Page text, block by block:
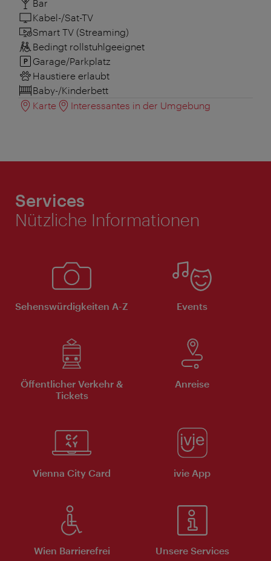
Bar
Kabel-/Sat-TV
Smart TV (Streaming)
Bedingt rollstuhlgeeignet
Garage/Parkplatz
Haustiere erlaubt
Baby-/Kinderbett
Karte
Interessantes in der Umgebung
Services
Nützliche Informationen
Sehenswürdigkeiten A-Z Events
Öffentlicher Verkehr &
Tickets
Anreise
Vienna City Card ivie App
Wien Barrierefrei Unsere Services